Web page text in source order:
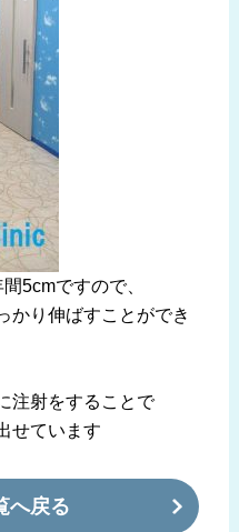
5cmですので、
かり伸ばすことができ
注射をすることで
せています
へ戻る